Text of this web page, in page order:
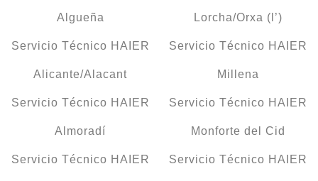
Algueña
Servicio Técnico HAIER
Alicante/Alacant
Servicio Técnico HAIER
Almoradí
Servicio Técnico HAIER
Lorcha/Orxa (l’)
Servicio Técnico HAIER
Millena
Servicio Técnico HAIER
Monforte del Cid
Servicio Técnico HAIER